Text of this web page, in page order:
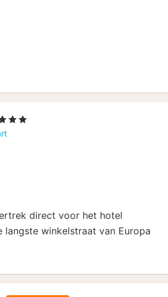
3 Sterren
direct voor het hotel
langste winkelstraat van Europa